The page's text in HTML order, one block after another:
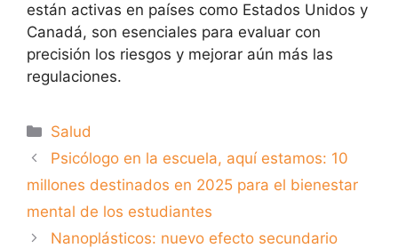
están activas en países como Estados Unidos y
Canadá, son esenciales para evaluar con
precisión los riesgos y mejorar aún más las
regulaciones.
Categorías
Salud
Psicólogo en la escuela, aquí estamos: 10
millones destinados en 2025 para el bienestar
mental de los estudiantes
Nanoplásticos: nuevo efecto secundario